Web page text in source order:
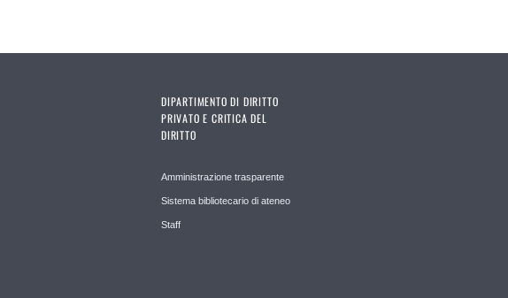
DIPARTIMENTO DI DIRITTO
PRIVATO E CRITICA DEL
DIRITTO
Amministrazione trasparente
Sistema bibliotecario di ateneo
Staff